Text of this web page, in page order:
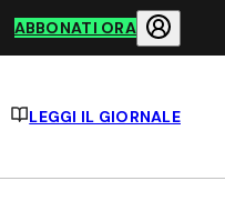
ABBONATI ORA
LEGGI IL GIORNALE